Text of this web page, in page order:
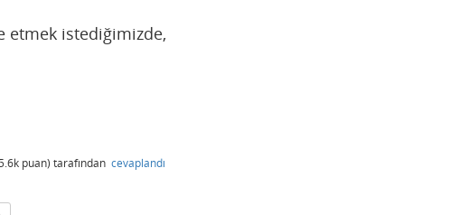
etmek istediğimizde,
puan) tarafından cevaplandı